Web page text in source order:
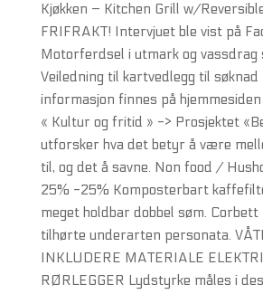
Kjøkken – Kitchen Grill w/
FRIFRAKT! Intervjuet ble vist på
Motorferdsel i utmark og vassdrag
Veiledning til kartvedlegg til
informasjon finnes på
« Kultur og fritid » -> Prosjektet
utforsker hva det betyr å være
til, og det å savne. Non food /
25% -25% Komposterbart
meget holdbar dobbel søm. Corbett
tilhørte underarten personata.
INKLUDERE MATERIALE
RØRLEGGER Lydstyrke måles i